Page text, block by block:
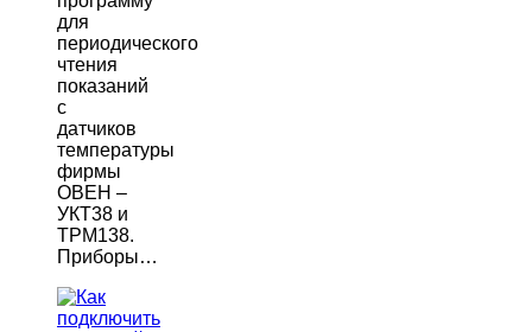
для
периодического
чтения
показаний
с
датчиков
температуры
фирмы
ОВЕН –
УКТ38 и
ТРМ138.
Приборы…